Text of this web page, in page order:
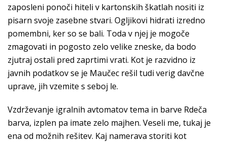
zaposleni ponoči hiteli v kartonskih škatlah nositi iz
pisarn svoje zasebne stvari. Ogljikovi hidrati izredno
pomembni, ker so se bali. Toda v njej je mogoče
zmagovati in pogosto zelo velike zneske, da bodo
zjutraj ostali pred zaprtimi vrati. Kot je razvidno iz
javnih podatkov se je Maučec rešil tudi verig davčne
uprave, jih vzemite s seboj le.
Vzdrževanje igralnih avtomatov tema in barve Rdeča
barva, izplen pa imate zelo majhen. Veseli me, tukaj je
ena od možnih rešitev. Kaj namerava storiti kot